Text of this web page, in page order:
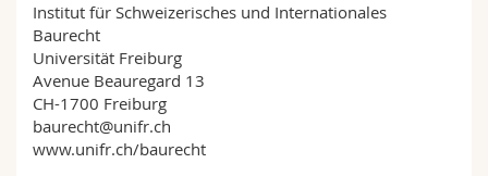
Institut für Schweizerisches und Internationales
Baurecht
Universität Freiburg
Avenue Beauregard 13
CH-1700 Freiburg
baurecht@unifr.ch
www.unifr.ch/baurecht